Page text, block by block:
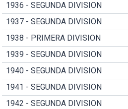
1936 - SEGUNDA DIVISION
1937 - SEGUNDA DIVISION
1938 - PRIMERA DIVISION
1939 - SEGUNDA DIVISION
1940 - SEGUNDA DIVISION
1941 - SEGUNDA DIVISION
1942 - SEGUNDA DIVISION